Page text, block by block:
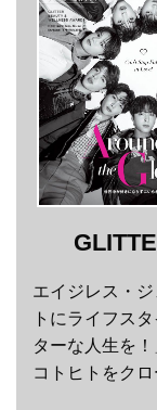
エイジレス・
トにライフス
ターな人生を
コトヒトをク